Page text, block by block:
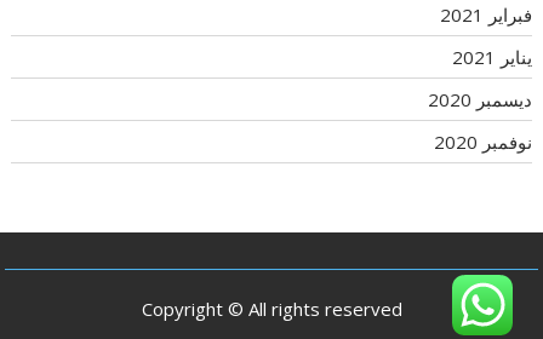
فبراير 2021
يناير 2021
ديسمبر 2020
نوفمبر 2020
Copyright © All rights reserved